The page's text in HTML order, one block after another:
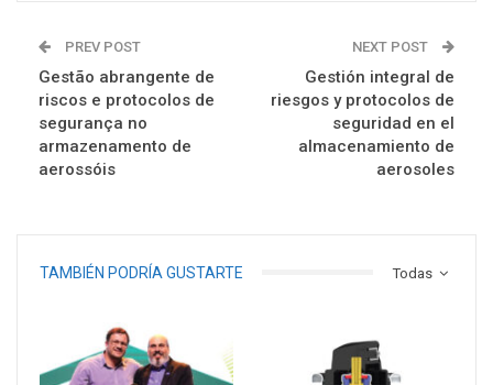
PREV POST
Gestão abrangente de
riscos e protocolos de
segurança no
armazenamento de
aerossóis
NEXT POST
Gestión integral de
riesgos y protocolos de
seguridad en el
almacenamiento de
aerosoles
Todas
TAMBIÉN PODRÍA GUSTARTE